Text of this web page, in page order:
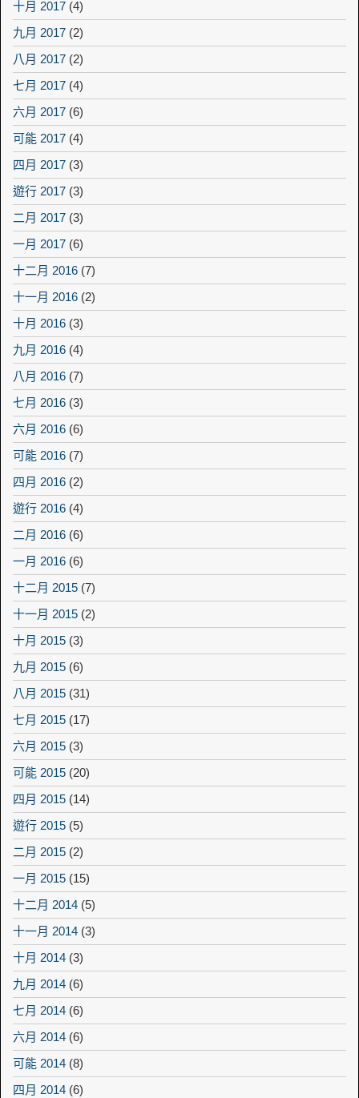
十月 2017 (4)
九月 2017 (2)
八月 2017 (2)
七月 2017 (4)
六月 2017 (6)
可能 2017 (4)
四月 2017 (3)
遊行 2017 (3)
二月 2017 (3)
一月 2017 (6)
十二月 2016 (7)
十一月 2016 (2)
十月 2016 (3)
九月 2016 (4)
八月 2016 (7)
七月 2016 (3)
六月 2016 (6)
可能 2016 (7)
四月 2016 (2)
遊行 2016 (4)
二月 2016 (6)
一月 2016 (6)
十二月 2015 (7)
十一月 2015 (2)
十月 2015 (3)
九月 2015 (6)
八月 2015 (31)
七月 2015 (17)
六月 2015 (3)
可能 2015 (20)
四月 2015 (14)
遊行 2015 (5)
二月 2015 (2)
一月 2015 (15)
十二月 2014 (5)
十一月 2014 (3)
十月 2014 (3)
九月 2014 (6)
七月 2014 (6)
六月 2014 (6)
可能 2014 (8)
四月 2014 (6)